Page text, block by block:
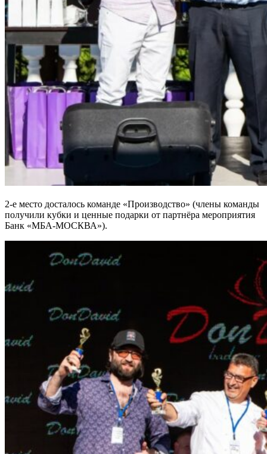
2-е место досталось команде «Производство» (члены команды
получили кубки и ценные подарки от партнёра мероприятия
Банк «МБА-МОСКВА»).